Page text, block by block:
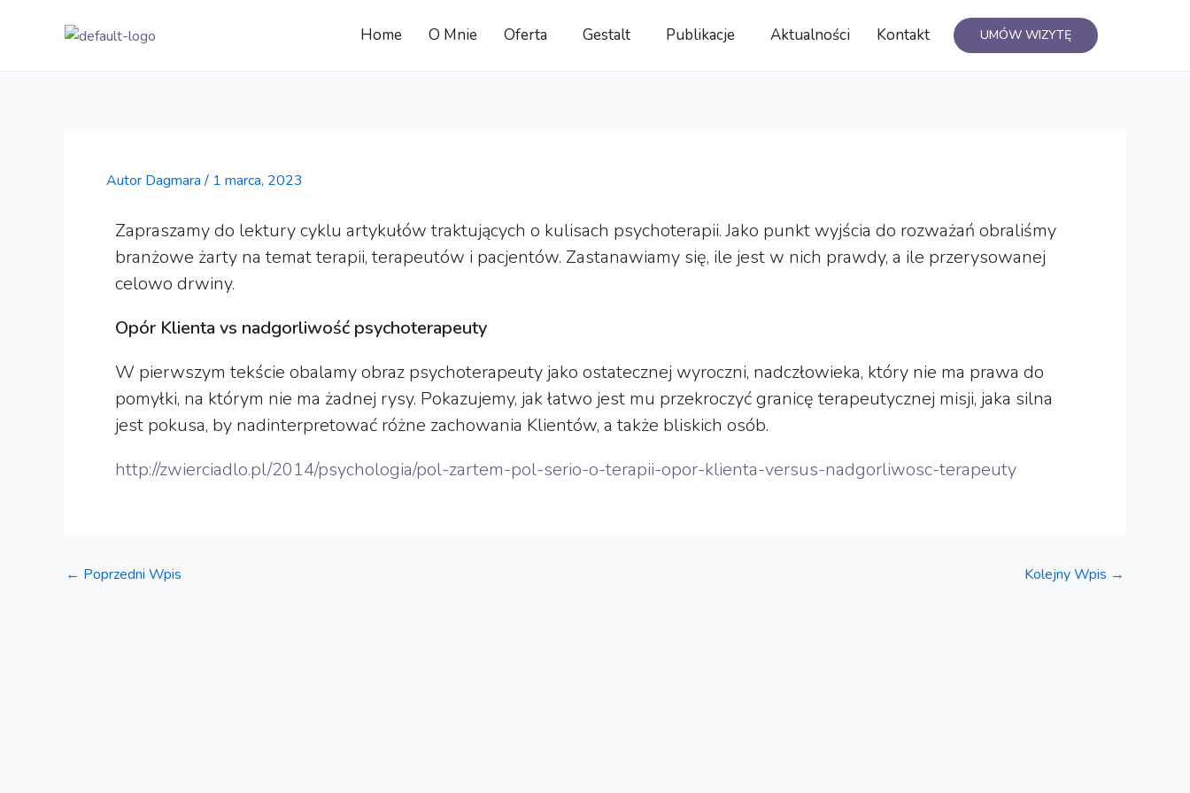
Home O Mnie Oferta Gestalt Publikacje Aktualności Kontakt UMÓW WIZYTĘ
Autor Dagmara/ 1 marca, 2023
Zapraszamy do lektury cyklu artykułów traktujących o kulisach psychoterapii. Jako punkt wyjścia do rozważań obraliśmy
branżowe żarty na temat terapii, terapeutów i pacjentów. Zastanawiamy się, ile jest w nich prawdy, a ile przerysowanej
celowo drwiny.
Opór Klienta vs nadgorliwość psychoterapeuty
W pierwszym tekście obalamy obraz psychoterapeuty jako ostatecznej wyroczni, nadczłowieka, który nie ma prawa do
pomyłki, na którym nie ma żadnej rysy. Pokazujemy, jak łatwo jest mu przekroczyć granicę terapeutycznej misji, jaka silna
jest pokusa, by nadinterpretować różne zachowania Klientów, a także bliskich osób.
http://zwierciadlo.pl/2014/psychologia/pol-zartem-pol-serio-o-terapii-opor-klienta-versus-nadgorliwosc-terapeuty
← Poprzedni Wpis Kolejny Wpis →